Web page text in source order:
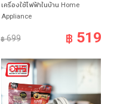
เครื่องใช้ไฟฟ้าในบ้าน Home
Appliance
฿699 ฿ 519